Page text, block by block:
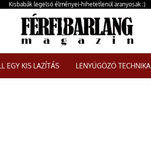
Kisbabák legelső élményei-hihetetlenül aranyosak :)
EGY KIS LAZÍTÁS LENYŰGÖZŐ TECHNIKA